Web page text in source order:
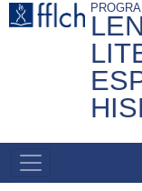
Navegação
Principal